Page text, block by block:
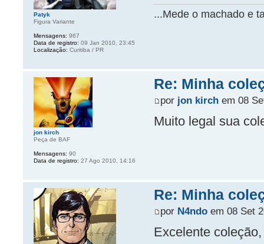
...Mede o machado e
Patyk
Figura Variante
Mensagens: 967
Data de registro: 09 Jan 2010, 23:45
Localização: Curitiba / PR
Re: Minha
por jon kirchem 08
Muito legal sua
jon kirch
Peça de BAF
Mensagens: 90
Data de registro: 27 Ago 2010, 14:16
Re: Minha
por N4ndoem 08 Set
Excelente